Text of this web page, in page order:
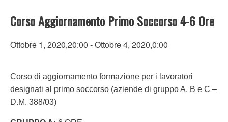
Corso Aggiornamento Primo Soccorso 4-6 Ore
Ottobre 1, 2020,20:00 -Ottobre 4, 2020,0:00
Corso di aggiornamento formazione per i lavoratori
designati al primo soccorso (aziende di gruppo A, B e C –
D.M. 388/03)